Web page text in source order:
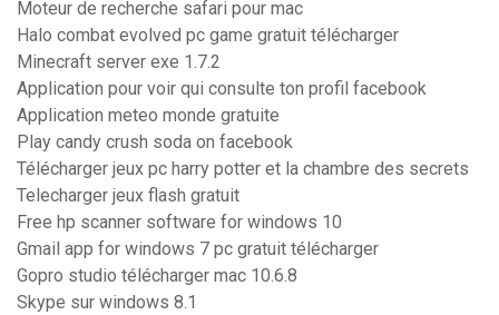
Moteur de recherche safari pour mac
Halo combat evolved pc game gratuit télécharger
Minecraft server exe 1.7.2
Application pour voir qui consulte ton profil facebook
Application meteo monde gratuite
Play candy crush soda on facebook
Télécharger jeux pc harry potter et la chambre des secrets
Telecharger jeux flash gratuit
Free hp scanner software for windows 10
Gmail app for windows 7 pc gratuit télécharger
Gopro studio télécharger mac 10.6.8
Skype sur windows 8.1